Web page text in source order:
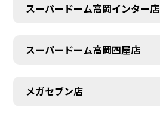
スーパードーム高岡インター店
スーパードーム高岡四屋店
メガセブン店